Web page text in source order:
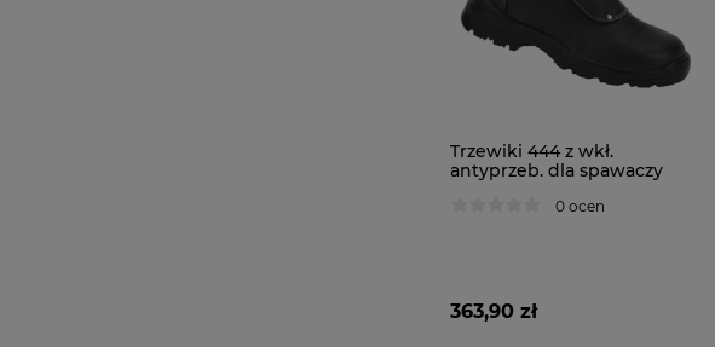
Trzewiki 444 z wkł.
antyprzeb. dla spawaczy
0 ocen
363,90 zł